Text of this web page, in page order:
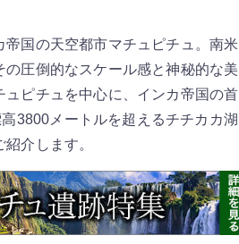
国の天空都市マチュピチュ。南米
圧倒的なスケール感と神秘的な美
ピチュを中心に、インカ帝国の首
3800メートルを超えるチチカカ湖
介します。